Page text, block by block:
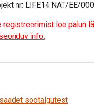
nr: LIFE14 NAT/EE/
registreerimist loe palun
info.
sootalgutest